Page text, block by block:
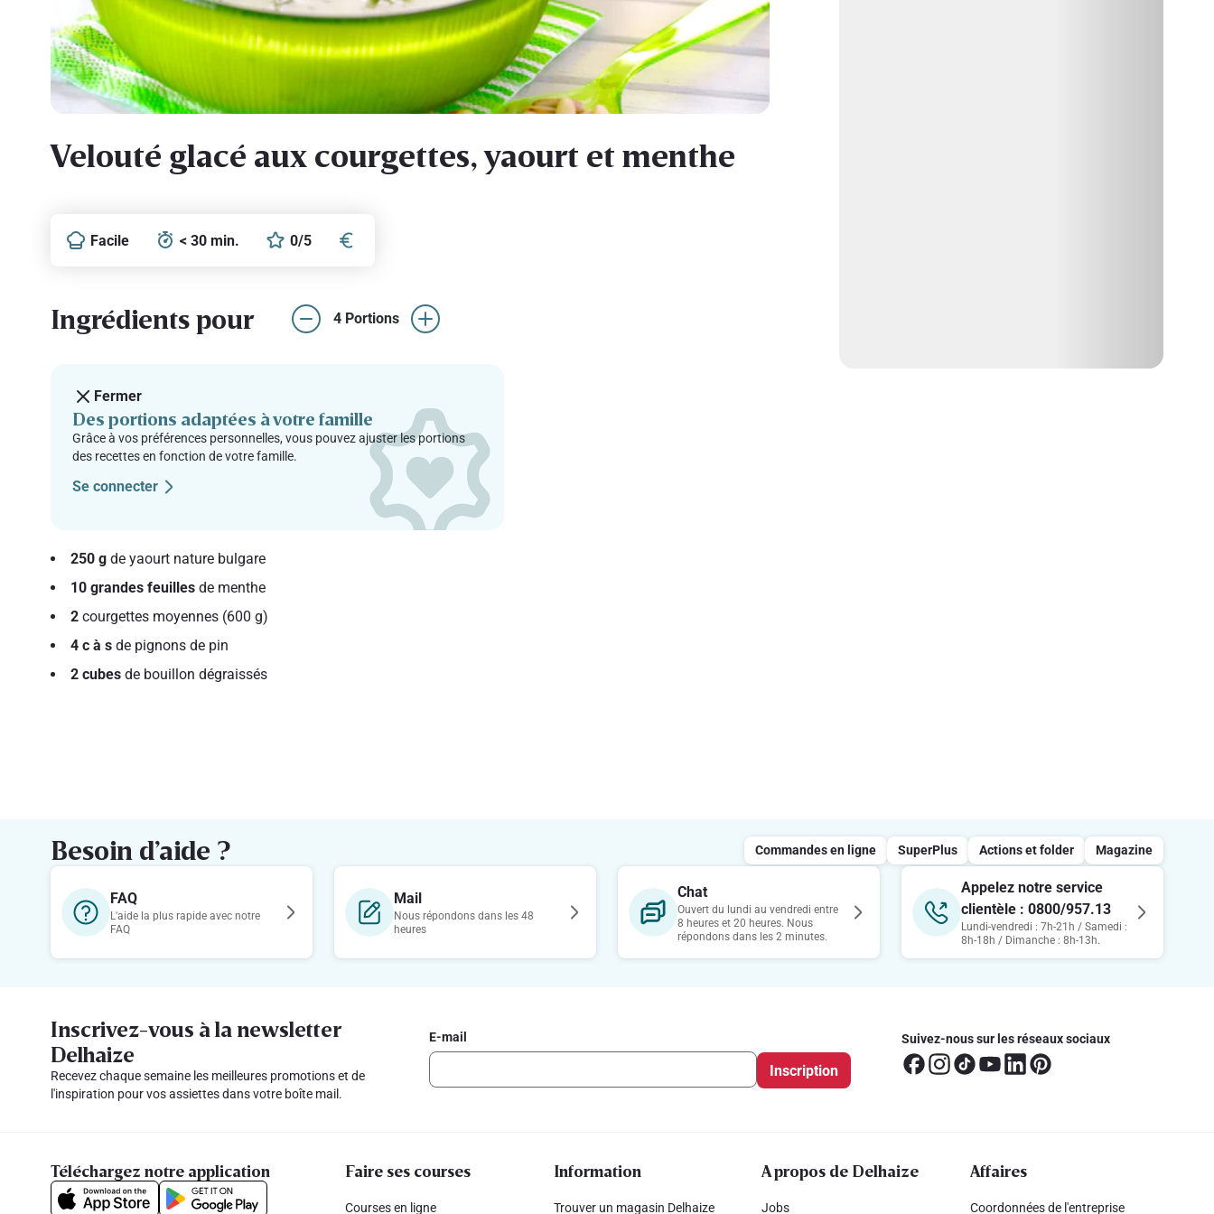
Velouté glacé aux courgettes, yaourt et menthe
Facile < 30 min. 0/5
Ingrédients pour 4 Portions
Fermer
Des portions adaptées à votre famille
Grâce à vos préférences personnelles, vous pouvez ajuster les portions
des recettes en fonction de votre famille.
Se connecter
250 g de yaourt nature bulgare
10 grandes feuilles de menthe
2courgettes moyennes (600 g)
4 c à s de pignons de pin
2 cubes de bouillon dégraissés
Besoin d’aide ? Commandes en ligne SuperPlus Actions et folder Magazine
FAQ
L'aide la plus rapide avec notre
FAQ
Mail
Nous répondons dans les 48
heures
Chat
Ouvert du lundi au vendredi entre
8 heures et 20 heures. Nous
répondons dans les 2 minutes.
Appelez notre service
clientèle : 0800/957.13
Lundi-vendredi : 7h-21h / Samedi :
8h-18h / Dimanche : 8h-13h.
Inscrivez-vous à la newsletter
Delhaize
Recevez chaque semaine les meilleures promotions et de
l'inspiration pour vos assiettes dans votre boîte mail.
E-mail
Inscription
Suivez-nous sur les réseaux sociaux
Téléchargez notre application Faire ses courses
Courses en ligne
Information
Trouver un magasin Delhaize
A propos de Delhaize
Jobs
Affaires
Coordonnées de l'entreprise